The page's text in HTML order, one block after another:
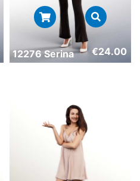
12276 Serina €24.00